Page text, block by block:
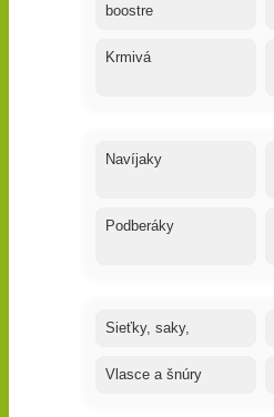
boostre
Krmivá
Navíjaky
Podberáky
Sieťky, saky,
Vlasce a šnúry